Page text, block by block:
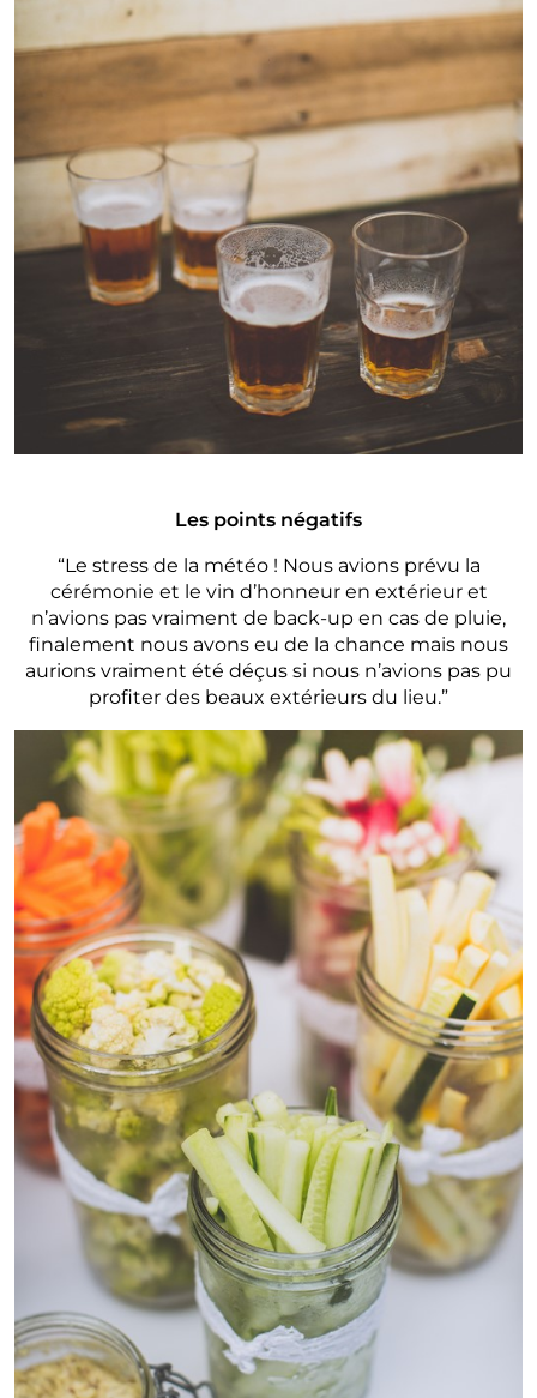
Les points négatifs
“Le stress de la météo ! Nous avions prévu la
cérémonie et le vin d’honneur en extérieur et
n’avions pas vraiment de back-up en cas de pluie,
finalement nous avons eu de la chance mais nous
aurions vraiment été déçus si nous n’avions pas pu
profiter des beaux extérieurs du lieu.”